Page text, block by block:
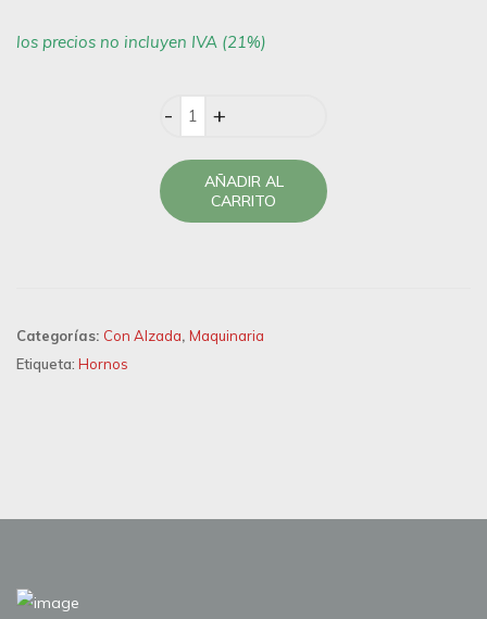
los precios no incluyen IVA (21%)
Quantity
AÑADIR AL
CARRITO
Categorías: Con Alzada, Maquinaria
Etiqueta: Hornos